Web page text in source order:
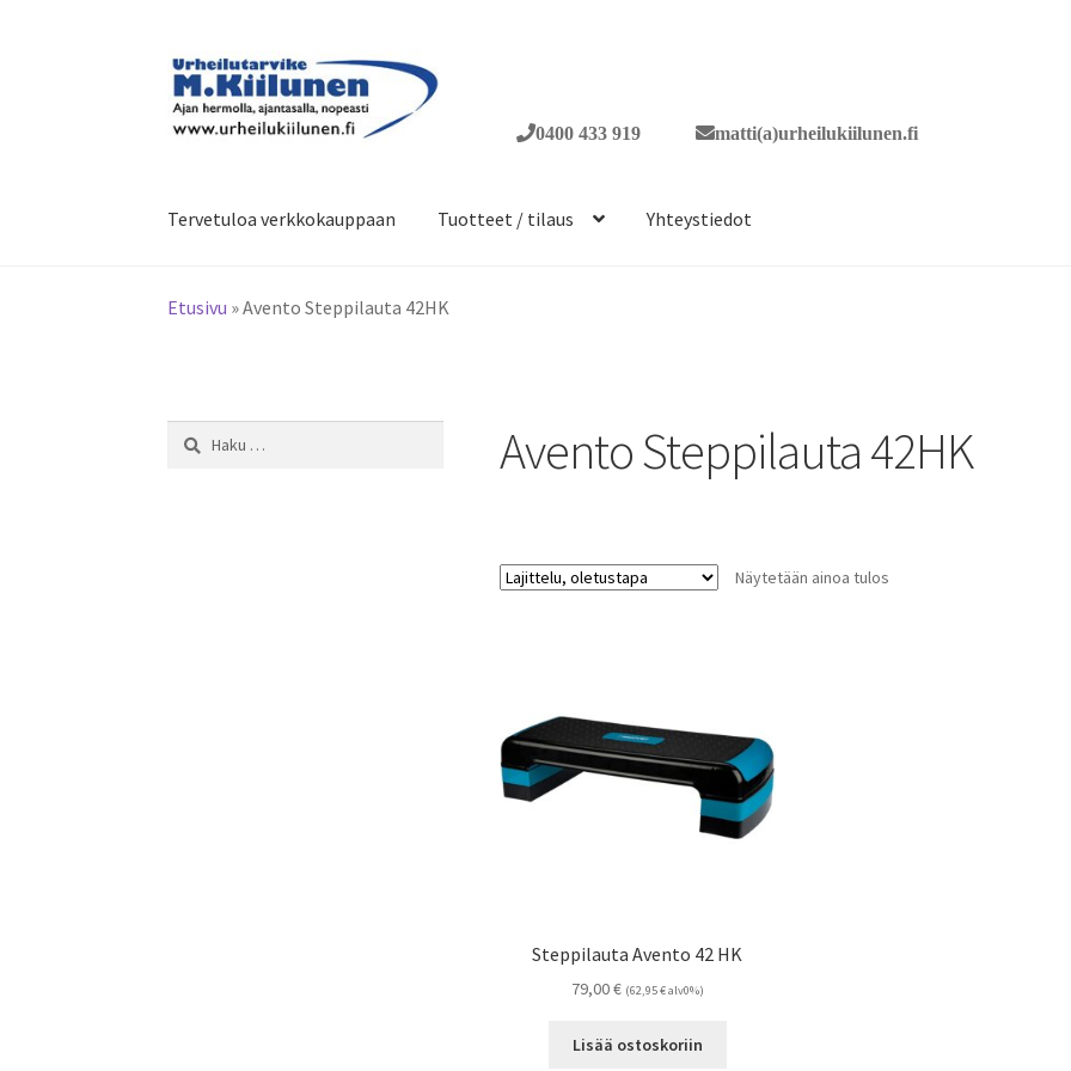
0400 433 919 matti(a)urheilukiilunen.fi
Siirry
navigointiin
Siirry
sisältöön
Tervetuloa verkkokauppaan Tuotteet / tilaus Yhteystiedot
Etusivu »Avento Steppilauta 42HK
Avento Steppilauta 42HK
Näytetään ainoa tulos
Steppilauta Avento 42 HK
79,00€ (62,95€alv0%)
Lisää ostoskoriin
Haku: